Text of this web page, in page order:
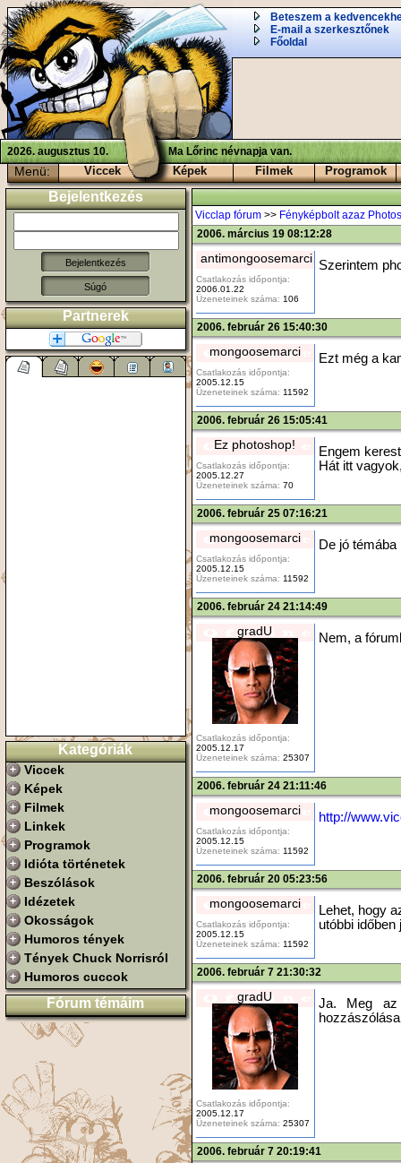
Beteszem a
E-mail a szerkesztőnek
Főoldal
2026. augusztus 10. Ma Lőrinc névnapja van.
Menü: Viccek Képek Filmek Programok
Bejelentkezés
Súgó
Partnerek
Kategóriák
Viccek
Képek
Filmek
Linkek
Programok
Idióta történetek
Beszólások
Idézetek
Okosságok
Humoros tények
Tények Chuck Norrisról
Humoros cuccok
Fórum témáim
Vicclap fórum >> Fényképbolt azaz
2006. március 19 08:12:28
antimongoosemarci
Csatlakozás időpontja:
2006.01.22
Üzeneteinek száma: 106
Szerintem
2006. február 26 15:40:30
mongoosemarci
Csatlakozás időpontja:
2005.12.15
Üzeneteinek száma: 11592
Ezt még a
2006. február 26 15:05:41
Ez photoshop!
Csatlakozás időpontja:
2005.12.27
Üzeneteinek száma: 70
Engem
Hát itt
2006. február 25 07:16:21
mongoosemarci
Csatlakozás időpontja:
2005.12.15
Üzeneteinek száma: 11592
De jó
2006. február 24 21:14:49
gradU
Csatlakozás időpontja:
2005.12.17
Üzeneteinek száma: 25307
Nem, a
2006. február 24 21:11:46
mongoosemarci
Csatlakozás időpontja:
2005.12.15
Üzeneteinek száma: 11592
http://
2006. február 20 05:23:56
mongoosemarci
Csatlakozás időpontja:
2005.12.15
Üzeneteinek száma: 11592
Lehet, hogy
utóbbi
2006. február 7 21:30:32
gradU
Csatlakozás időpontja:
2005.12.17
Üzeneteinek száma: 25307
Ja. Meg
2006. február 7 20:19:41